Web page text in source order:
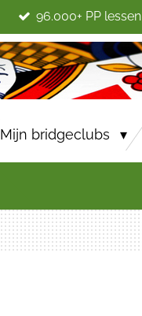
96.000+ PP lessen
Mijn bridgeclubs